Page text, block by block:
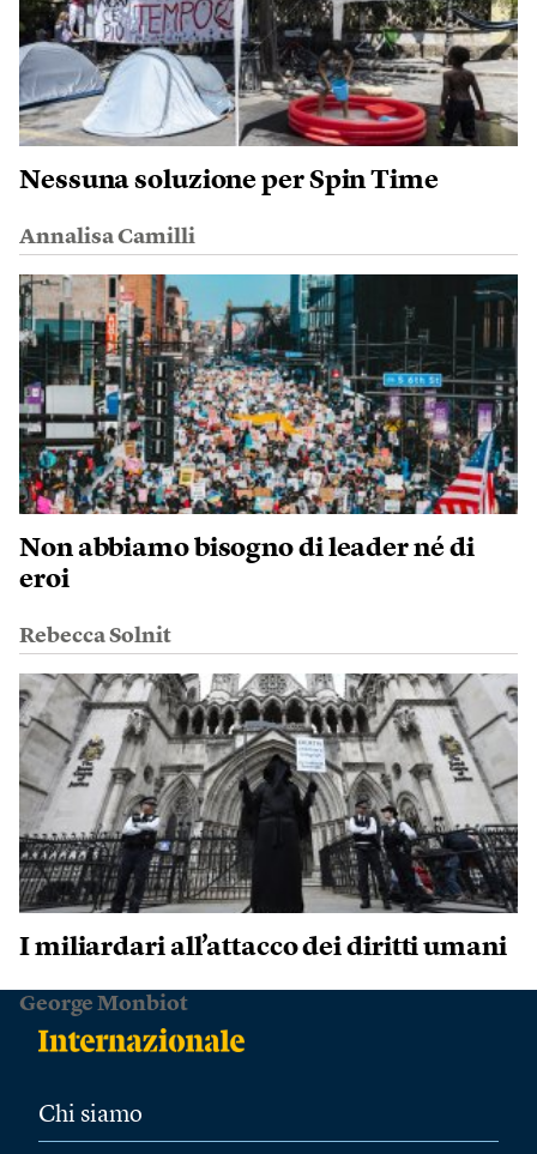
Nessuna soluzione per Spin Time
Annalisa Camilli
Non abbiamo bisogno di leader né di
eroi
Rebecca Solnit
I miliardari all’attacco dei diritti umani
George Monbiot
Chi siamo